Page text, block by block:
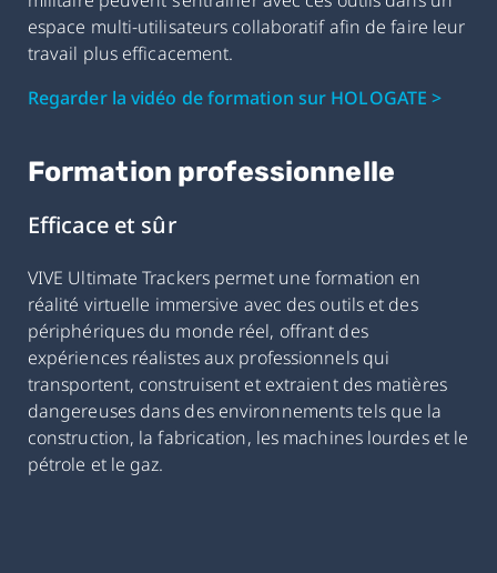
espace multi-utilisateurs collaboratif afin de faire leur
travail plus efficacement.
Regarder la vidéo de formation sur HOLOGATE >
Formation professionnelle
Efficace et sûr
VIVE Ultimate Trackers permet une formation en
réalité virtuelle immersive avec des outils et des
périphériques du monde réel, offrant des
expériences réalistes aux professionnels qui
transportent, construisent et extraient des matières
dangereuses dans des environnements tels que la
construction, la fabrication, les machines lourdes et le
pétrole et le gaz.